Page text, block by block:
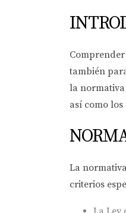
también
la normativa
así como
La
criterios